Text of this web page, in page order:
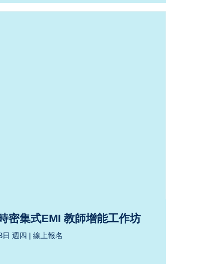
密集式EMI 教師增能工作坊
日 週四 | 線上報名